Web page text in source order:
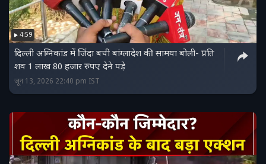
4:59
दिल्ली अग्निकांड में ज‍िंदा बची बांग्‍लादेश की सामया बोली- प्रत‍ि
शव 1 लाख 80 हजार रुपए देने पड़े
जून 13, 2026 22:40 pm IST